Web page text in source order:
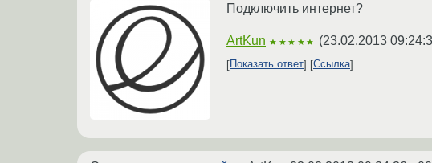
Подключить интернет?
ArtKun ★★★★★ (23.02.2013
Показать ответ Ссылка